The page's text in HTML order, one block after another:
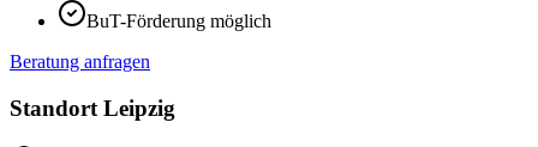
BuT-Förderung möglich
Beratung anfragen
Standort Leipzig